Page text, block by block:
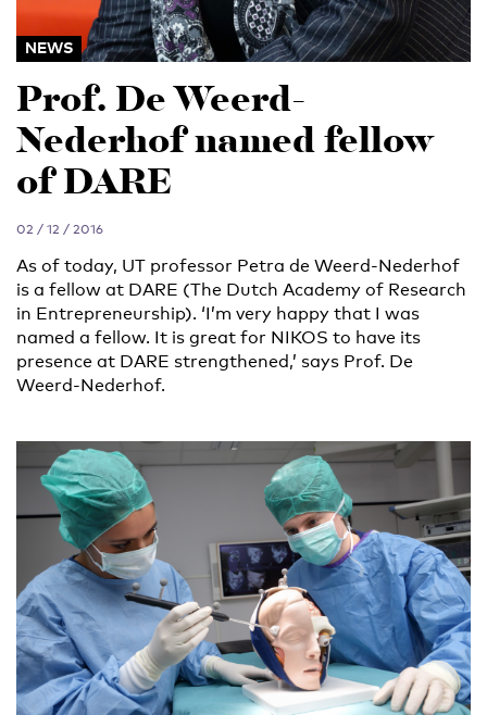
NEWS
Prof. De Weerd-
Nederhof named fellow
of DARE
02 / 12 / 2016
As of today, UT professor Petra de Weerd-Nederhof
is a fellow at DARE (The Dutch Academy of Research
in Entrepreneurship). ‘I’m very happy that I was
named a fellow. It is great for NIKOS to have its
presence at DARE strengthened,’ says Prof. De
Weerd-Nederhof.